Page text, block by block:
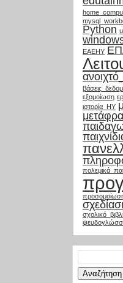
Python
ΕΑΕΗΥ
εξομοίωση
ιστορία_ΗΥ
για: